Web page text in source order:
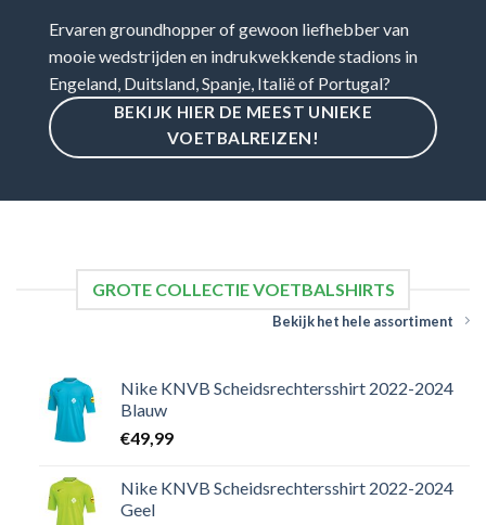
Ervaren groundhopper of gewoon liefhebber van
mooie wedstrijden en indrukwekkende stadions in
Engeland, Duitsland, Spanje, Italië of Portugal?
BEKIJK HIER DE MEEST UNIEKE
VOETBALREIZEN!
GROTE COLLECTIE VOETBALSHIRTS
Bekijk het hele assortiment
Nike KNVB Scheidsrechtersshirt 2022-2024
Blauw
€49,99
Nike KNVB Scheidsrechtersshirt 2022-2024
Geel